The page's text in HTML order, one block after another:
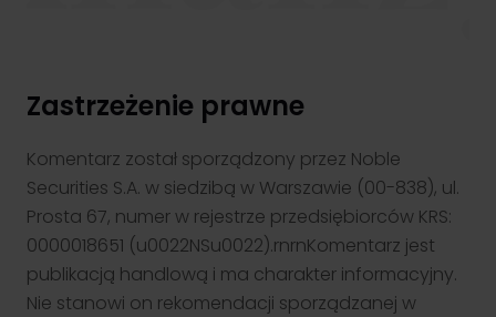
Klient TGE
towarów giełdowych. Nasze wsparcie obejmuje zarówno
doradztwo, jak i rozwiązania techniczne.
Przejdź
Zastrzeżenie prawne
Komentarz został sporządzony przez Noble
Securities S.A. w siedzibą w Warszawie (00-838), ul.
Prosta 67, numer w rejestrze przedsiębiorców KRS:
0000018651 (u0022NSu0022).rnrnKomentarz jest
publikacją handlową i ma charakter informacyjny.
Nie stanowi on rekomendacji sporządzanej w